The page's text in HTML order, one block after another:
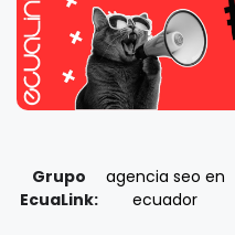
Grupo
EcuaLink:
agencia seo en
ecuador